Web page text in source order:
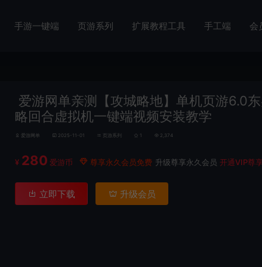
手游一键端 页游系列 扩展教程工具 手工端 会
爱游网单亲测【攻城略地】单机页游6.0
略回合虚拟机一键端视频安装教学
爱游网单 2025-11-01 页游系列 1 2,374
¥ 280 爱游币 尊享永久会员免费 升级尊享永久会员 开通VIP尊
立即下载 升级会员